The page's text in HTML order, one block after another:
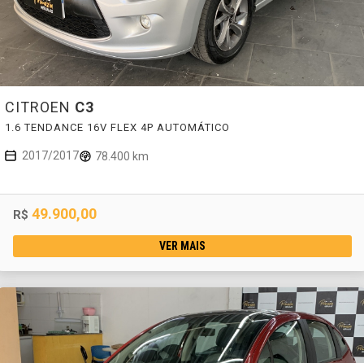
CITROEN C3
1.6 TENDANCE 16V FLEX 4P AUTOMÁTICO
2017/2017 78.400 km
R$ 49.900,00
VER MAIS